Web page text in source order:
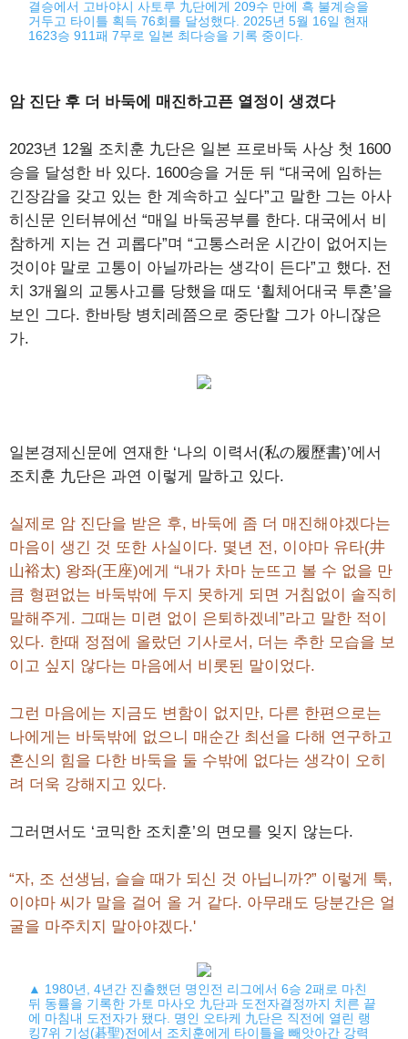
결승에서 고바야시 사토루 九단에게 209수 만에 흑 불계승을
거두고 타이틀 획득 76회를 달성했다. 2025년 5월 16일 현재
1623승 911패 7무로 일본 최다승을 기록 중이다.
암 진단 후 더 바둑에 매진하고픈 열정이 생겼다
2023년 12월 조치훈 九단은 일본 프로바둑 사상 첫 1600
승을 달성한 바 있다. 1600승을 거둔 뒤 “대국에 임하는
긴장감을 갖고 있는 한 계속하고 싶다”고 말한 그는 아사
히신문 인터뷰에선 “매일 바둑공부를 한다. 대국에서 비
참하게 지는 건 괴롭다”며 “고통스러운 시간이 없어지는
것이야 말로 고통이 아닐까라는 생각이 든다”고 했다. 전
치 3개월의 교통사고를 당했을 때도 ‘휠체어대국 투혼’을
보인 그다. 한바탕 병치레쯤으로 중단할 그가 아니잖은
가.
일본경제신문에 연재한 ‘나의 이력서(私の履歷書)’에서
조치훈 九단은 과연 이렇게 말하고 있다.
실제로 암 진단을 받은 후, 바둑에 좀 더 매진해야겠다는
마음이 생긴 것 또한 사실이다. 몇년 전, 이야마 유타(井
山裕太) 왕좌(王座)에게 “내가 차마 눈뜨고 볼 수 없을 만
큼 형편없는 바둑밖에 두지 못하게 되면 거침없이 솔직히
말해주게. 그때는 미련 없이 은퇴하겠네”라고 말한 적이
있다. 한때 정점에 올랐던 기사로서, 더는 추한 모습을 보
이고 싶지 않다는 마음에서 비롯된 말이었다.
그런 마음에는 지금도 변함이 없지만, 다른 한편으로는
나에게는 바둑밖에 없으니 매순간 최선을 다해 연구하고
혼신의 힘을 다한 바둑을 둘 수밖에 없다는 생각이 오히
려 더욱 강해지고 있다.
그러면서도 ‘코믹한 조치훈’의 면모를 잊지 않는다.
“자, 조 선생님, 슬슬 때가 되신 것 아닙니까?” 이렇게 툭,
이야마 씨가 말을 걸어 올 거 같다. 아무래도 당분간은 얼
굴을 마주치지 말아야겠다.'
▲ 1980년, 4년간 진출했던 명인전 리그에서 6승 2패로 마친
뒤 동률을 기록한 가토 마사오 九단과 도전자결정까지 치른 끝
에 마침내 도전자가 됐다. 명인 오타케 九단은 직전에 열린 랭
킹7위 기성(碁聖)전에서 조치훈에게 타이틀을 빼앗아간 강력